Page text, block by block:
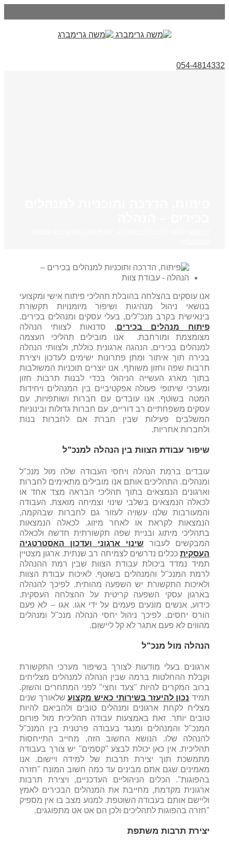
054-4814332
אנו עוסקים בהצלחה בהובלת תהליכי פיתוח אישי ומקצועי
בנושאי ניהול מנהיגות ושיפור מיומנויות תקשורת
בינאישית בקרב מנכ"לים, בעלי עסקים ומנהלים בכירים.
פיתוח מנהלים בכירים, סדנאות לצוותי הנהלה
מצומצמת ומורחבת. אנו מובילים תהליכי העצמה
למנהלים בכירים, הנהגה ארגונית כוללת, ולצוותי הנהלה
בכירה תוך איתור ומתן פתרונות ישימים לעדכון ויצירת
תרבות שפה וחזון משותף. אנו יוצרים תוכניות המשולבות
בתוך מארג העשייה הניהולי בכדי לבנות תרבות חזון
ומערכי שיתופי פעולה אפקטיביים בין המנהלים ויחידות
המטה בשוטף. אנו עובדים עם חברות ושותפויות, עם
עסקים משפחתיים רב דוריים, עם חברות גדולות ובינוניות
המשלבים פעילות שבין חברת אם לחברות בנות
ולחברות אחריות.
שיפור עבודת הצוות בין הנהלה למנכ"ל
עובדים ברמת הנהלה ויחסי העבודה שלה מול מנכ"ל
ומנהלים. התהליכים אותם אנו מובילים מתאימים לחברות
וארגונים הנמצאים בתוך תהליכי הבראה מצד אחד או
לכאלה הנמצאים בשלבי שינוי וצמיחה מואצת. העבודה
והמעורבות שלנו עשויה לעזור גם לחברות שבהקמה,
הנמצאות לקראת או לאחר מיזוג. לכאלה הנמצאות
בתהליכי מיתוג ובניית שפה תקשורתית חדשה ולכאלה
המבקשים לעבור שינוי ארגוני ועדכון האסטרטגיה
העסקית ככלים נדרשים לצמיחה רב שנתית. ארגון מצטיין
תמיד נמדד ביכולת עבודת הצוות שבין רמת ההנהלה
לרמת המנכ"ל והמנהלים בשוטף. לאיכות עבודת הצוות
ולאיכות התקשורת יש השפעה מהותית. לפיכך להנהלה
בארגון עסקי השפעה קריטית על ההצלחה העסקית.
כידוע, אנשים מונעים פעמים על ידי אגו. אגו – לא פעם
הורס יחסים. לפיכך ניהול יחסי הנהלה מנכ"ל ומנהלים
מהווים לא פעם אתגר לא קל ליישום.
הנהלה מול מנכ"ל
ארגונים בעלי מודעות לצורך בשיפור מערכי התקשורת
וקבלת ההחלטות ברמה שבין הנהלה למנהלים מצליחים
ברוב המקרים להיות "צעד וחצי" לפני המתחרים והשוק.
תמיד נכון להיעזר בשירותי כאיש מקצועשלאורך שנים
מצליח לקחת ארגונים ומנהלים טובים ולהביאם להיות
טובים יותר. זאת באמצעות עבודה תהליכית מול פורום
המנכ"ל והמנהלים ומנגד בעבודה פרטנית בין המנכ"ל
להנהלה שלו. הנושא החשוב הזה, מחייב התייחסות
תהליכית. אין כאן יכולת לבצע "קסמים" יש צורך בעבודה
מתמשכת תוך יצירת תרבות של למידה ויישום. אנו
מאמינים שגם אתם מבינים עד כמה חשוב המונח "חזרה
בהפוגות". הכלים הניהוליים העדכניים, ויצירת תרבות
ארגונית מקדמת, מחייבת את המנהלים הבכירים לאמץ
וליישם אותם בעבודה השוטפת. למנוע מצב בו אין מספיק
"חזרה בהפוגות לתהליכים ולכן הם אט אט מתפוגגים.
יצירת תרבות משתפת